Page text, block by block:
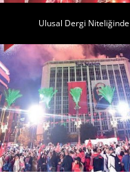
Ulusal Dergi Niteliğinde